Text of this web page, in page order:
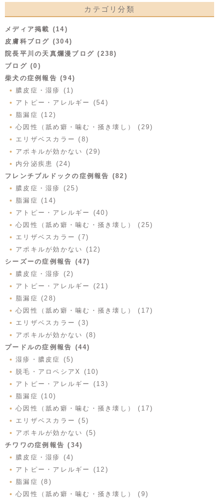
カテゴリ分類
メディア掲載 (14)
皮膚科ブログ (304)
院長平川の天真爛漫ブログ (238)
ブログ (0)
柴犬の症例報告 (94)
膿皮症・湿疹 (1)
アトピー・アレルギー (54)
脂漏症 (12)
心因性（舐め癖・噛む・掻き壊し） (29)
エリザベスカラー (8)
アポキルが効かない (29)
内分泌疾患 (24)
フレンチブルドックの症例報告 (82)
膿皮症・湿疹 (25)
脂漏症 (14)
アトピー・アレルギー (40)
心因性（舐め癖・噛む・掻き壊し） (25)
エリザベスカラー (7)
アポキルが効かない (12)
シーズーの症例報告 (47)
膿皮症・湿疹 (2)
アトピー・アレルギー (21)
脂漏症 (28)
心因性（舐め癖・噛む・掻き壊し） (17)
エリザベスカラー (3)
アポキルが効かない (8)
プードルの症例報告 (44)
湿疹・膿皮症 (5)
脱毛・アロペシアX (10)
アトピー・アレルギー (13)
脂漏症 (10)
心因性（舐め癖・噛む・掻き壊し） (17)
エリザベスカラー (5)
アポキルが効かない (5)
チワワの症例報告 (34)
膿皮症・湿疹 (4)
アトピー・アレルギー (12)
脂漏症 (8)
心因性（舐め癖・噛む・掻き壊し） (9)